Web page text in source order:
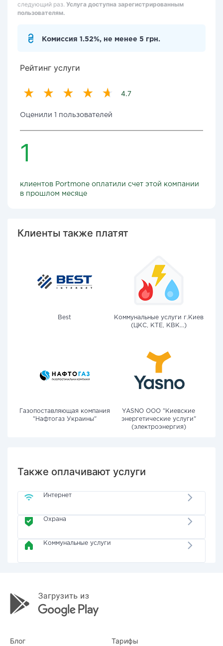
следующий раз. Услуга доступна зарегистрированным
пользователям.
Комиссия 1.52%, не менее 5 грн.
Рейтинг услуги
4.7
Оценили 1 пользователей
1
клиентов Portmone оплатили счет этой компании
в прошлом месяце
Клиенты также платят
Best
Коммунальные услуги г.Киев
(ЦКС, КТЕ, КВК...)
Газопоставляющая компания
"Нафтогаз Украины"
YASNO OOO "Киевские
энергетические услуги"
(электроэнергия)
Также оплачивают услуги
Интернет
Охрана
Коммунальные услуги
Блог Тарифы